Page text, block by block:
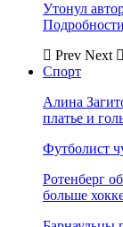
Утонул
Подробности
Prev Next
Спорт
Алина
платье и
Футболист
Ротенберг
больше